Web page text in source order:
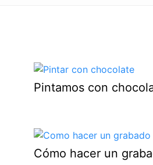
Pintamos con
Cómo hacer un